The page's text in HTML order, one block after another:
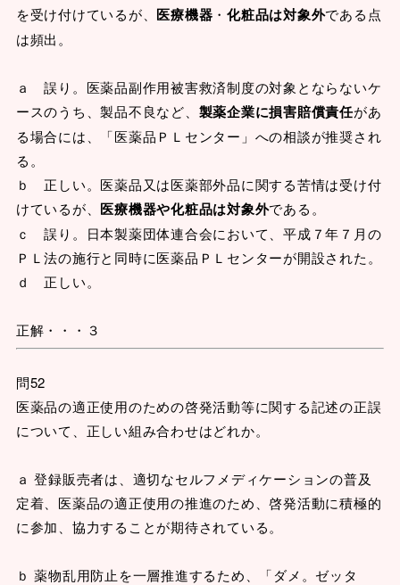
を受け付けているが、 医療機器 ・化粧品は対象外である点
は頻出。
ａ 誤り。医薬品副作用被害救済制度の対象とならないケ
ースのうち、製品不良など、 製薬企業に損害賠償責任があ
る場合には、「医薬品ＰＬセンター」への相談が推奨され
る。
ｂ 正しい。医薬品又は医薬部外品に関する苦情は受け付
けているが、 医療機器や化粧品は対象外である。
ｃ 誤り。日本製薬団体連合会において、平成７年７月の
ＰＬ法の施行と同時に医薬品ＰＬセンターが開設された。
ｄ 正しい。
正解・・・３
問52
医薬品の適正使用のための啓発活動等に関する記述の正誤
について、正しい組み合わせはどれか。
ａ 登録販売者は、適切なセルフメディケーションの普及
定着、医薬品の適正使用の推進のため、啓発活動に積極的
に参加、協力することが期待されている。
ｂ 薬物乱用防止を一層推進するため、「ダメ。ゼッタ